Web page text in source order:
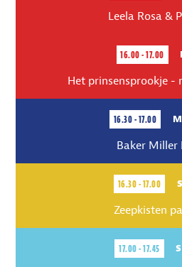
Leela Rosa &
16.00 - 17.00
Het prinsensprookje -
16.30 - 17.00
Baker Miller
16.30 - 17.00
Zeepkisten
17.00 - 17.45